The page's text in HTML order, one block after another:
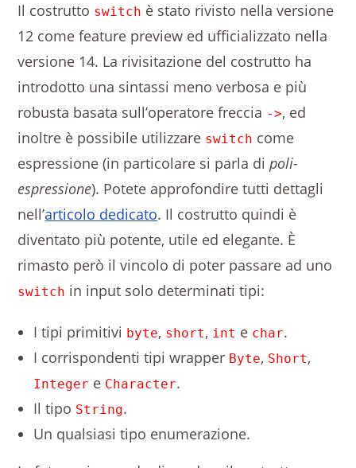
Il costrutto switch è stato rivisto nella versione
12 come feature preview ed ufficializzato nella
versione 14. La rivisitazione del costrutto ha
introdotto una sintassi meno verbosa e più
robusta basata sull’operatore freccia ->, ed
inoltre è possibile utilizzare switch come
espressione (in particolare si parla dipoli-
espressione). Potete approfondire tutti dettagli
nell’articolo dedicato. Il costrutto quindi è
diventato più potente, utile ed elegante. È
rimasto però il vincolo di poter passare ad uno
switch in input solo determinati tipi:
I tipi primitivi byte, short, int e char.
I corrispondenti tipi wrapper Byte, Short,
Integer e Character.
Il tipo String.
Un qualsiasi tipo enumerazione.